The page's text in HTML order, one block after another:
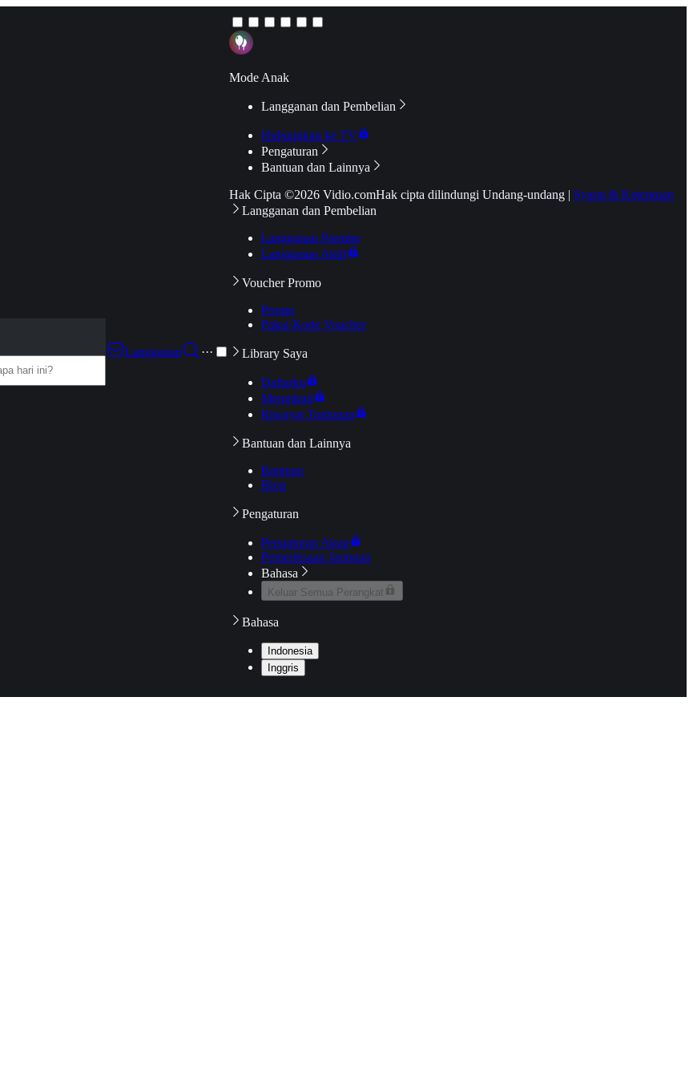
Langganan
···
Mode Anak
Langganan dan Pembelian
Hubungkan ke TV
Pengaturan
Bantuan dan Lainnya
Hak Cipta ©2026 Vidio.comHak cipta dilindungi Undang-undang | Syarat & Ketentuan
Langganan dan Pembelian
Langganan Premier
Langganan Aktif
Voucher Promo
Promo
Pakai Kode Voucher
Library Saya
Daftarku
Mengikuti
Riwayat Tontonan
Bantuan dan Lainnya
Bantuan
Blog
Pengaturan
Pengaturan Akun
Pemeriksaan Jaringan
Bahasa
Keluar Semua Perangkat
Bahasa
Indonesia
Inggris